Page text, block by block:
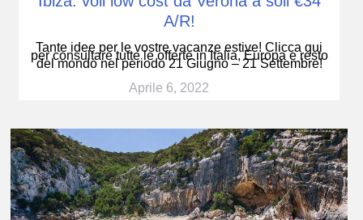
A/R!
Tante idee per le vostre vacanze estive! Clicca qui
per consultare tutte le offerte in Italia, Europa e resto
del mondo nel periodo 21 Giugno – 21 Settembre!
Aprile 6, 2022